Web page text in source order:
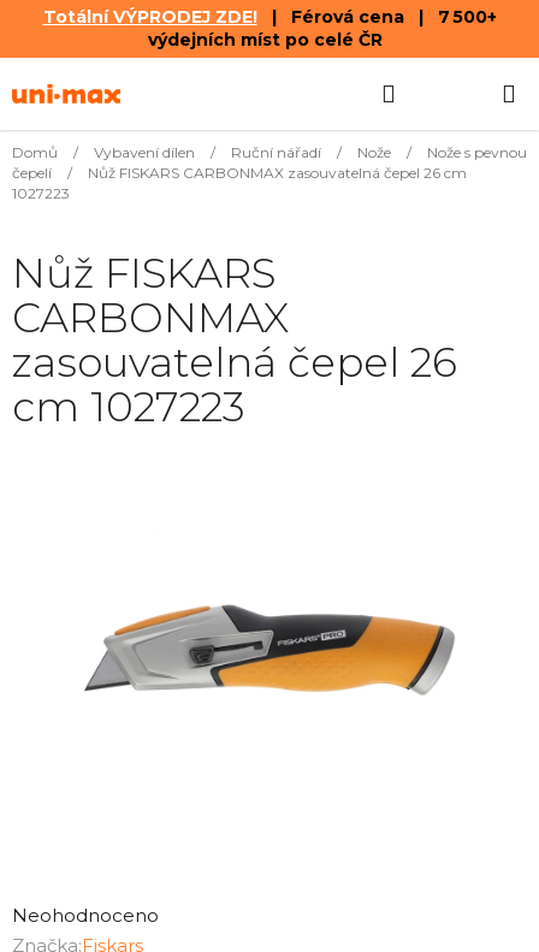
Totální VÝPRODEJ ZDE!| Férová cena | 7 500+
výdejních míst po celé ČR
na
KOŠÍK
Domů / Vybavení dílen / Ruční nářadí / Nože /
Nože s pevnou
čepelí
/
Nůž FISKARS CARBONMAX zasouvatelná čepel 26 cm
1027223
hodnocení
produktu
Neohodnoceno
Značka:Fiskars
Nůž FISKARS
CARBONMAX
zasouvatelná čepel 26
cm 1027223